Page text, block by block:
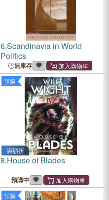
6.Scandinavia in World
Politics
無庫存
預購
滿額折
8.House of Blades
預購中
預購